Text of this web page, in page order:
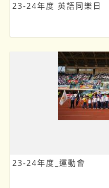
23-24年度 英語同樂日
23-24年度_運動會